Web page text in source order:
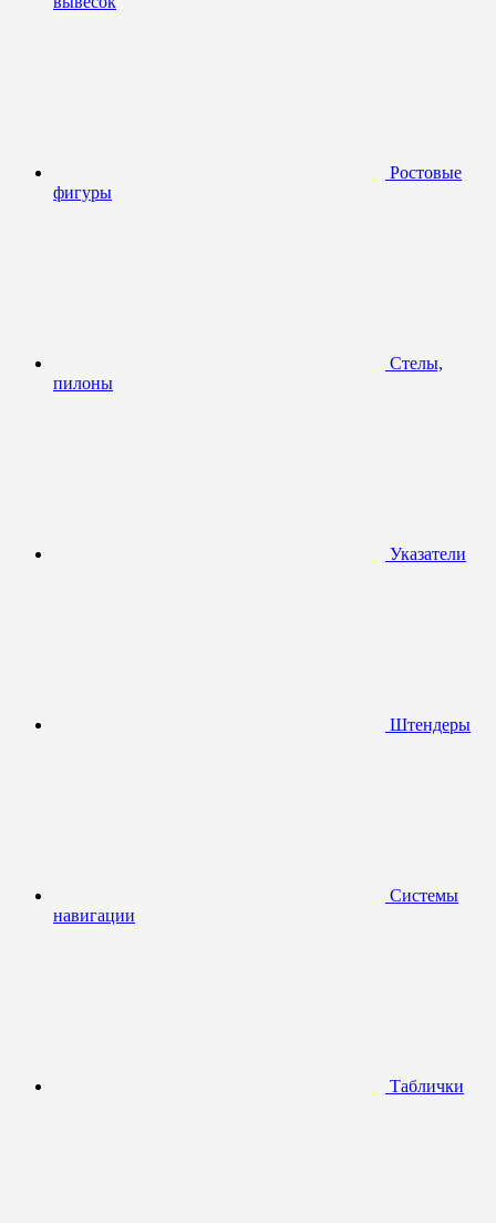
Ростовые
фигуры
Стелы,
пилоны
Указатели
Штендеры
Системы
навигации
Таблички